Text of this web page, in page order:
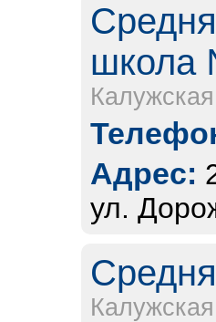
школа
Адрес:
ул.